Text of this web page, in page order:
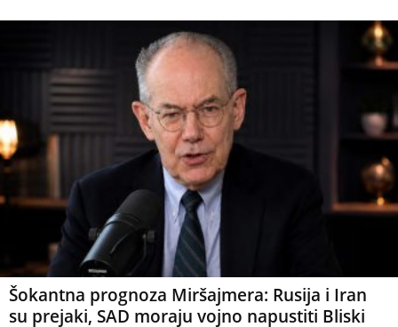
Šokantna prognoza Miršajmera: Rusija i Iran
su prejaki, SAD moraju vojno napustiti Bliski